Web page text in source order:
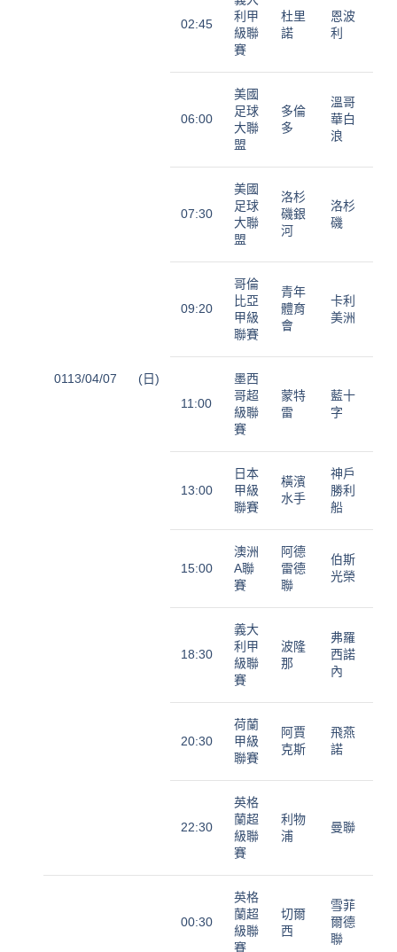
0113/04/07 (日)
02:45
利甲
級聯
賽
杜里
諾
恩波
利
06:00
美國
足球
大聯
盟
多倫
多
溫哥
華白
浪
07:30
美國
足球
大聯
盟
洛杉
磯銀
河
洛杉
磯
09:20
哥倫
比亞
甲級
聯賽
青年
體育
會
卡利
美洲
11:00
墨西
哥超
級聯
賽
蒙特
雷
藍十
字
13:00
日本
甲級
聯賽
橫濱
水手
神戶
勝利
船
15:00
澳洲
A聯
賽
阿德
雷德
聯
伯斯
光榮
18:30
義大
利甲
級聯
賽
波隆
那
弗羅
西諾
內
20:30
荷蘭
甲級
聯賽
阿賈
克斯
飛燕
諾
22:30
英格
蘭超
級聯
賽
利物
浦
曼聯
00:30
英格
蘭超
級聯
賽
切爾
西
雪菲
爾德
聯